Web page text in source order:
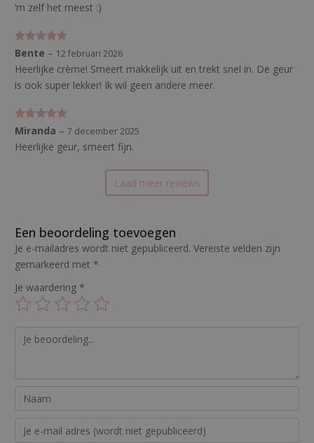
‘m zelf het meest :)
Gewaardeerd
5 uit 5
Bente – 12 februari 2026
Heerlijke crème! Smeert makkelijk uit en trekt snel in. De geur
is ook super lekker! Ik wil geen andere meer.
Gewaardeerd
5uit 5
Miranda – 7 december 2025
Heerlijke geur, smeert fijn.
Laad meer reviews
Een beoordeling toevoegen
Je e-mailadres wordt niet gepubliceerd. Vereiste velden zijn
gemarkeerd met *
Je waardering *